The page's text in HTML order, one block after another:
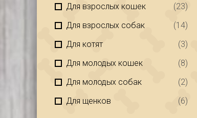
Для взрослых кошек
(23)
Для взрослых собак
(14)
Для котят
(3)
Для молодых кошек
(8)
Для молодых собак
(2)
Для щенков
(6)